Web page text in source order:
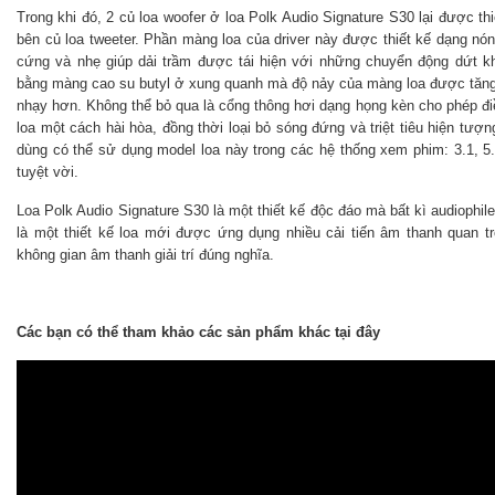
Trong khi đó, 2 củ loa woofer ở loa Polk Audio Signature S30 lại được
bên củ loa tweeter. Phần màng loa của driver này được thiết kế dạng
cứng và nhẹ giúp dải trầm được tái hiện với những chuyển động dứt
bằng màng cao su butyl ở xung quanh mà độ nảy của màng loa được
nhạy hơn. Không thể bỏ qua là cổng thông hơi dạng họng kèn cho phép
loa một cách hài hòa, đồng thời loại bỏ sóng đứng và triệt tiêu hiện
dùng có thể sử dụng model loa này trong các hệ thống xem phim: 3.1,
tuyệt vời.
Loa Polk Audio Signature S30 là một thiết kế độc đáo mà bất kì
là một thiết kế loa mới được ứng dụng nhiều cải tiến âm thanh quan
không gian âm thanh giải trí đúng nghĩa.
Các bạn có thể tham khảo các sản phẩm khác tại đây